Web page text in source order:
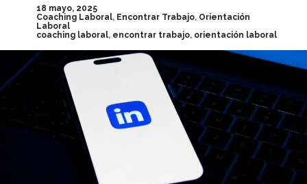
18 mayo, 2025
Coaching Laboral, Encontrar Trabajo, Orientación
Laboral
coaching laboral, encontrar trabajo, orientación laboral